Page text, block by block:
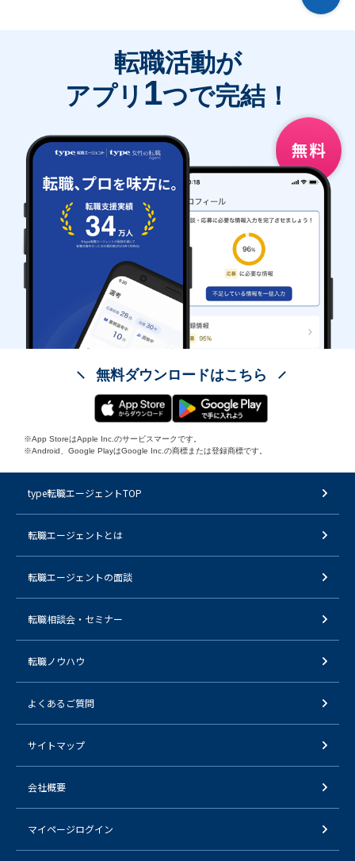
転職活動が
アプリ 1つで完結！
無料ダウンロードはこちら
※App StoreはApple Inc.のサービスマークです。
※Android、Google PlayはGoogle Inc.の商標または登録商標です。
type転職エージェントTOP
転職エージェントとは
転職エージェントの面談
転職相談会・セミナー
転職ノウハウ
よくあるご質問
サイトマップ
会社概要
マイページログイン